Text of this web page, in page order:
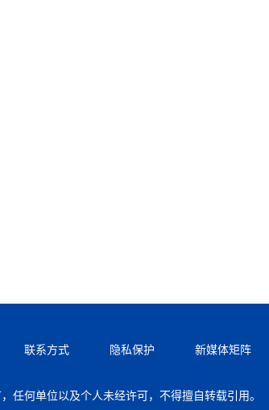
联系方式 隐私保护 新媒体矩阵
任何单位以及个人未经许可，不得擅自转载引用。